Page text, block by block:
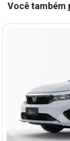
Você também